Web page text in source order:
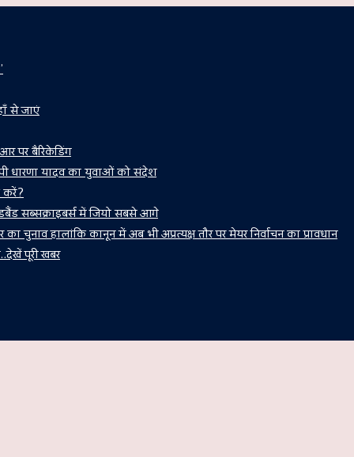
से जाएं
पर बैरिकेडिंग
धारणा यादव का युवाओं को संदेश
करें?
सब्सक्राइबर्स में जियो सबसे आगे
चुनाव हालांकि कानून में अब भी अप्रत्यक्ष तौर पर मेयर निर्वाचन का प्रावधान
पूरी खबर